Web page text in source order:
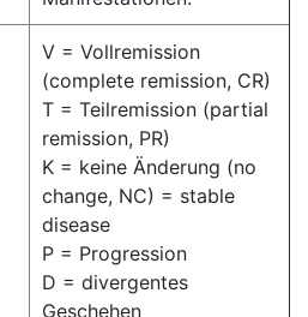
V = Vollremission
(complete remission, CR)
T = Teilremission (partial
remission, PR)
K = keine Änderung (no
change, NC) = stable
disease
P = Progression
D = divergentes
Geschehen